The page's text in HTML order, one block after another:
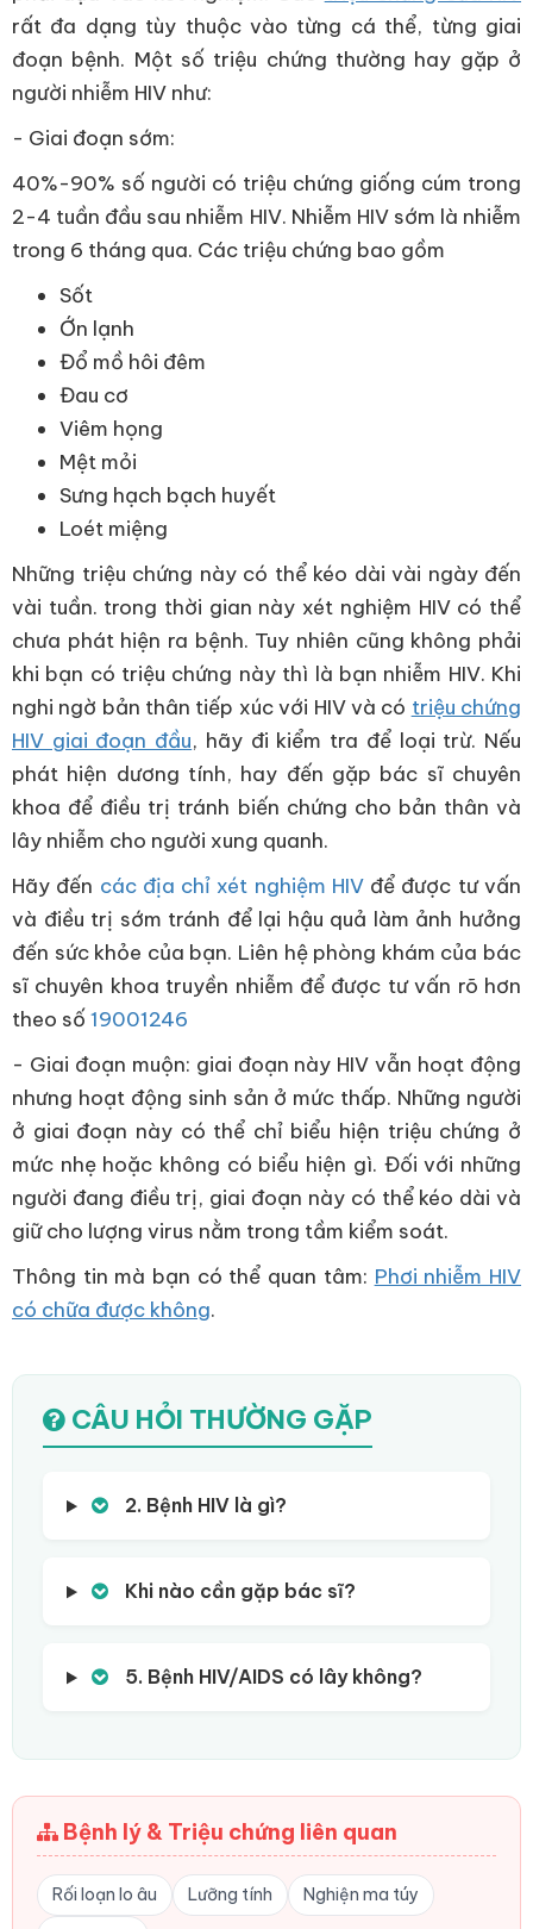
rất đa dạng tùy thuộc vào từng cá thể, từng giai
đoạn bệnh. Một số triệu chứng thường hay gặp ở
người nhiễm HIV như:
- Giai đoạn sớm:
40%-90% số người có triệu chứng giống cúm trong
2-4 tuần đầu sau nhiễm HIV. Nhiễm HIV sớm là nhiễm
trong 6 tháng qua. Các triệu chứng bao gồm
Sốt
Ớn lạnh
Đổ mồ hôi đêm
Đau cơ
Viêm họng
Mệt mỏi
Sưng hạch bạch huyết
Loét miệng
Những triệu chứng này có thể kéo dài vài ngày đến
vài tuần. trong thời gian này xét nghiệm HIV có thể
chưa phát hiện ra bệnh. Tuy nhiên cũng không phải
khi bạn có triệu chứng này thì là bạn nhiễm HIV. Khi
nghi ngờ bản thân tiếp xúc với HIV và có triệu chứng
HIV giai đoạn đầu, hãy đi kiểm tra để loại trừ. Nếu
phát hiện dương tính, hay đến gặp bác sĩ chuyên
khoa để điều trị tránh biến chứng cho bản thân và
lây nhiễm cho người xung quanh.
Hãy đến các địa chỉ xét nghiệm HIVđể được tư vấn
và điều trị sớm tránh để lại hậu quả làm ảnh hưởng
đến sức khỏe của bạn. Liên hệ phòng khám của bác
sĩ chuyên khoa truyền nhiễm để được tư vấn rõ hơn
theo số 19001246
- Giai đoạn muộn: giai đoạn này HIV vẫn hoạt động
nhưng hoạt động sinh sản ở mức thấp. Những người
ở giai đoạn này có thể chỉ biểu hiện triệu chứng ở
mức nhẹ hoặc không có biểu hiện gì. Đối với những
người đang điều trị, giai đoạn này có thể kéo dài và
giữ cho lượng virus nằm trong tầm kiểm soát.
Thông tin mà bạn có thể quan tâm: Phơi nhiễm HIV
có chữa được không.
CÂU HỎI THƯỜNG GẶP
2. Bệnh HIV là gì?
Khi nào cần gặp bác sĩ?
5. Bệnh HIV/AIDS có lây không?
Bệnh lý & Triệu chứng liên quan
Rối loạn lo âu Lưỡng tính
Nghiện ma túy